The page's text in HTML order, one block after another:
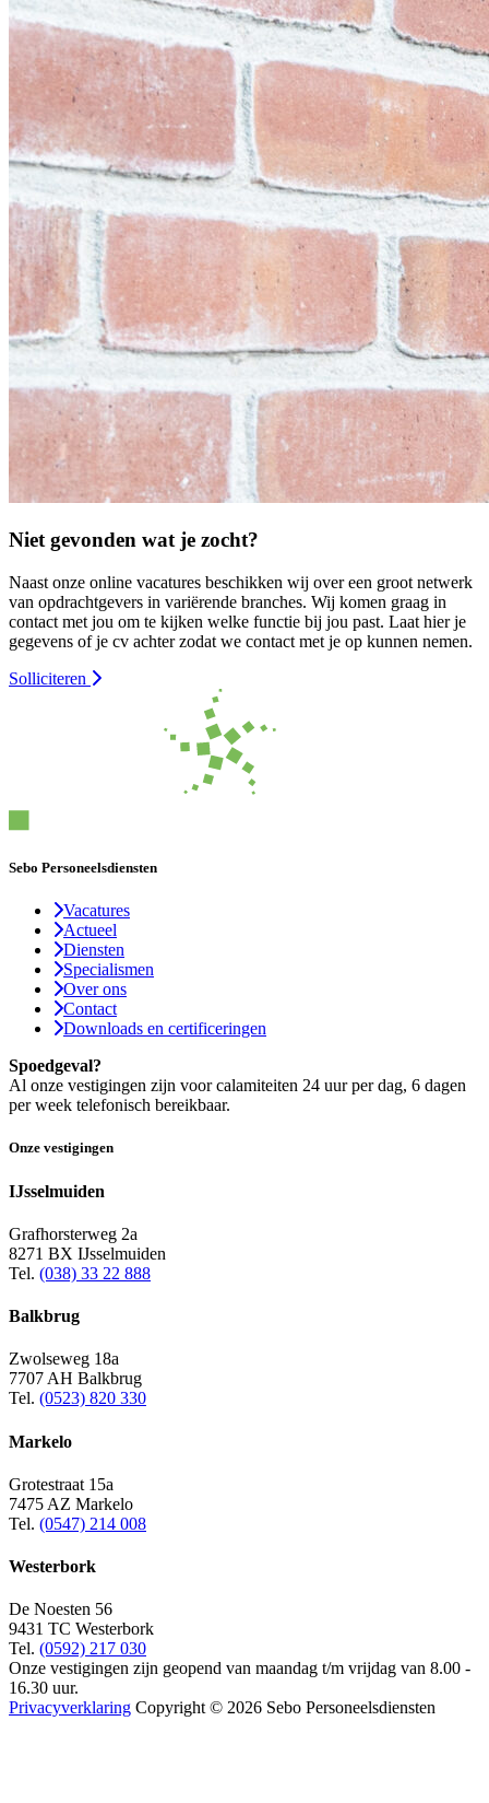
Niet gevonden wat je zocht?
Naast onze online vacatures beschikken wij over een groot netwerk
van opdrachtgevers in variërende branches. Wij komen graag in
contact met jou om te kijken welke functie bij jou past. Laat hier je
gegevens of je cv achter zodat we contact met je op kunnen nemen.
Solliciteren
Sebo Personeelsdiensten
Vacatures
Actueel
Diensten
Specialismen
Over ons
Contact
Downloads en certificeringen
Spoedgeval?
Al onze vestigingen zijn voor calamiteiten 24 uur per dag, 6 dagen
per week telefonisch bereikbaar.
Onze vestigingen
IJsselmuiden
Grafhorsterweg 2a
8271 BX IJsselmuiden
Tel. (038) 33 22 888
Balkbrug
Zwolseweg 18a
7707 AH Balkbrug
Tel. (0523) 820 330
Markelo
Grotestraat 15a
7475 AZ Markelo
Tel. (0547) 214 008
Westerbork
De Noesten 56
9431 TC Westerbork
Tel. (0592) 217 030
Onze vestigingen zijn geopend van maandag t/m vrijdag van 8.00 -
16.30 uur.
Privacyverklaring Copyright © 2026 Sebo Personeelsdiensten